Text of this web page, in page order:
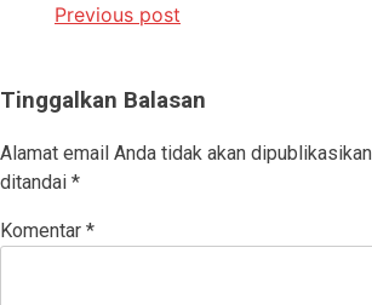
Navigasi
Previous post
Tinggalkan Balasan
Alamat email Anda tidak akan
ditandai *
Komentar *